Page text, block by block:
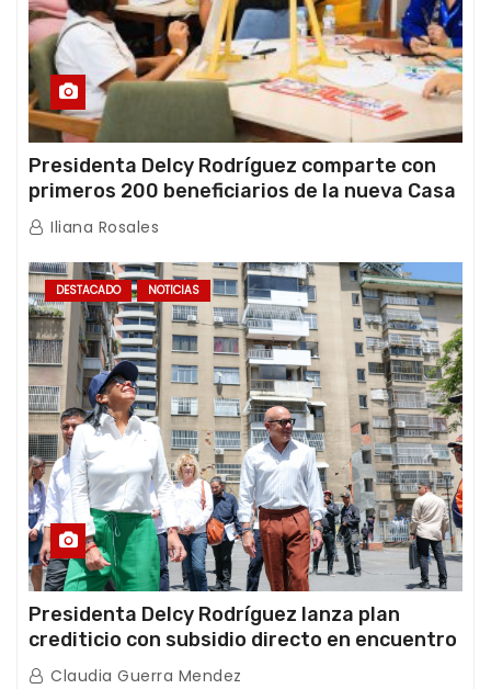
Presidenta Delcy Rodríguez comparte con
primeros 200 beneficiarios de la nueva Casa
de los Abuelos “La Primavera” en Caracas
Iliana Rosales
DESTACADO NOTICIAS
Presidenta Delcy Rodríguez lanza plan
crediticio con subsidio directo en encuentro
con Juntas de Condominio
Claudia Guerra Mendez